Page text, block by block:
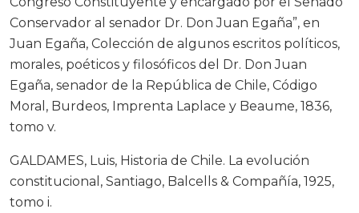
Conservador al senador Dr. Don Juan Egaña”, en
Juan Egaña, Colección de algunos escritos políticos,
morales, poéticos y filosóficos del Dr. Don Juan
Egaña, senador de la República de Chile, Código
Moral, Burdeos, Imprenta Laplace y Beaume, 1836,
tomo v.
GALDAMES, Luis, Historia de Chile. La evolución
constitucional, Santiago, Balcells & Compañía, 1925,
tomo i.